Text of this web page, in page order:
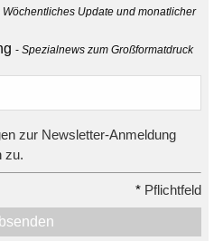
Wöchentliches Update und monatlicher
Spezialnews zum Großformatdruck
zur Newsletter-Anmeldung
zu.
* Pflichtfeld